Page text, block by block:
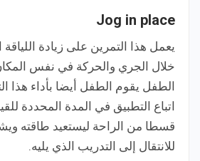
Jog in place
يعمل هذا التمرين على زيادة
خلال الجري والحركة في نفس
الطفل يقوم الطفل أيضا بأداء هذا
اتباع التطبيق في المدة المحددة
قسطا من الراحة ليستعيد طاقته
للانتقال إلى التدريب الذي يليه.